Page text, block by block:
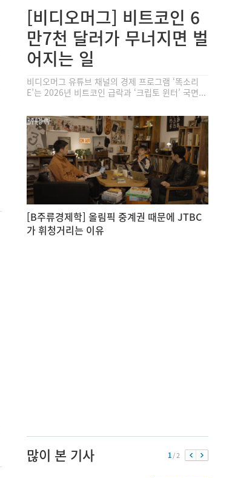
[비디오머그] 비트코인 6
만7천 달러가 무너지면 벌
어지는 일
비디오머그 유튜브 채널의 경제 프로그램 ‘똑소리
E’는 2026년 비트코인 급락과 ‘크립토 윈터’ 국면...
[B주류경제학] 올림픽 중계권 때문에 JTBC
가 휘청거리는 이유
많이 본 기사 1/ 2